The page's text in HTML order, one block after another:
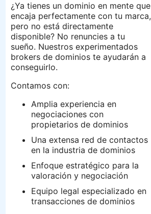
¿Ya tienes un dominio en mente que
encaja perfectamente con tu marca,
pero no está directamente
disponible? No renuncies a tu
sueño. Nuestros experimentados
brokers de dominios te ayudarán a
conseguirlo.
Contamos con:
Amplia experiencia en
negociaciones con
propietarios de dominios
Una extensa red de contactos
en la industria de dominios
Enfoque estratégico para la
valoración y negociación
Equipo legal especializado en
transacciones de dominios